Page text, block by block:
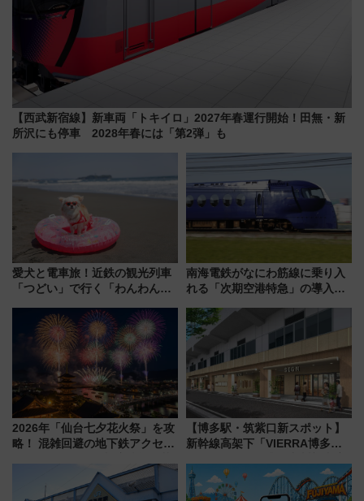
【西武新宿線】新車両「トキイロ」2027年春運行開始！田無・新
所沢にも停車 2028年春には「第2弾」も
愛犬と電車旅！近鉄の観光列車
「つどい」で行く「わんわん列
める日帰りツアー
南海電鉄がなにわ筋線に乗り入
れる「次期空港特急」の導入を
日本初の鉄道デザイン
2026年「仙台七夕花火祭」を攻
略！ 混雑回避の地下鉄アクセス
火前に楽しむ仙台観光ルートま
で解説！
【博多駅・筑紫口新スポット】
新幹線高架下「VIERRA博多テ
など注目の全6店舗 「博多活憩
通り」も一新